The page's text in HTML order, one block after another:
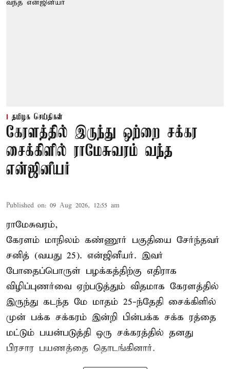
தமிழக செய்திகள்
கேரளத்தில் இருந்து ஒற்றை சக்கர
சைக்கிளில் ராமேசுவரம் வந்த
என்ஜினீயர்
Published on: 09 Aug 2026, 12:55 am
ராமேசுவரம்,
கேரளம் மாநிலம் கண்ணூர் பகுதியை சேர்ந்தவர்
சனித் (வயது 25). என்ஜினீயர். இவர்
போதைப்பொருள் பழக்கத்திற்கு எதிராக
விழிப்புணர்வை ஏற்படுத்தும் விதமாக கேரளத்தில்
இருந்து கடந்த மே மாதம் 25-ந்தேதி சைக்கிளில்
முன் பக்க சக்கரம் இன்றி பின்பக்க சக்க ரத்தை
மட்டும் பயன்படுத்தி ஒரு சக்கரத்தில் தனது
பிரசார பயணத்தை தொடங்கினார்.